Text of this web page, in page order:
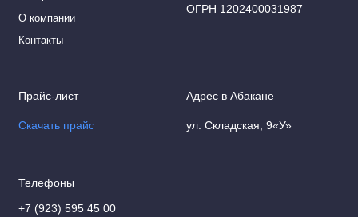
О компании
Контакты
ОГРН 1202400031987
Прайс-лист
Скачать прайс
Адрес в Абакане
ул. Складская, 9«У»
Телефоны
+7 (923) 595 45 00